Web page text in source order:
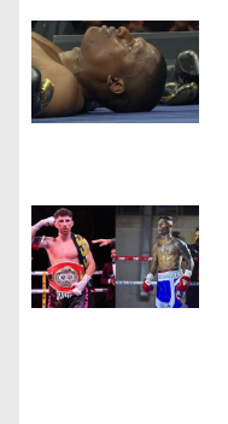
n
t
r
d
a